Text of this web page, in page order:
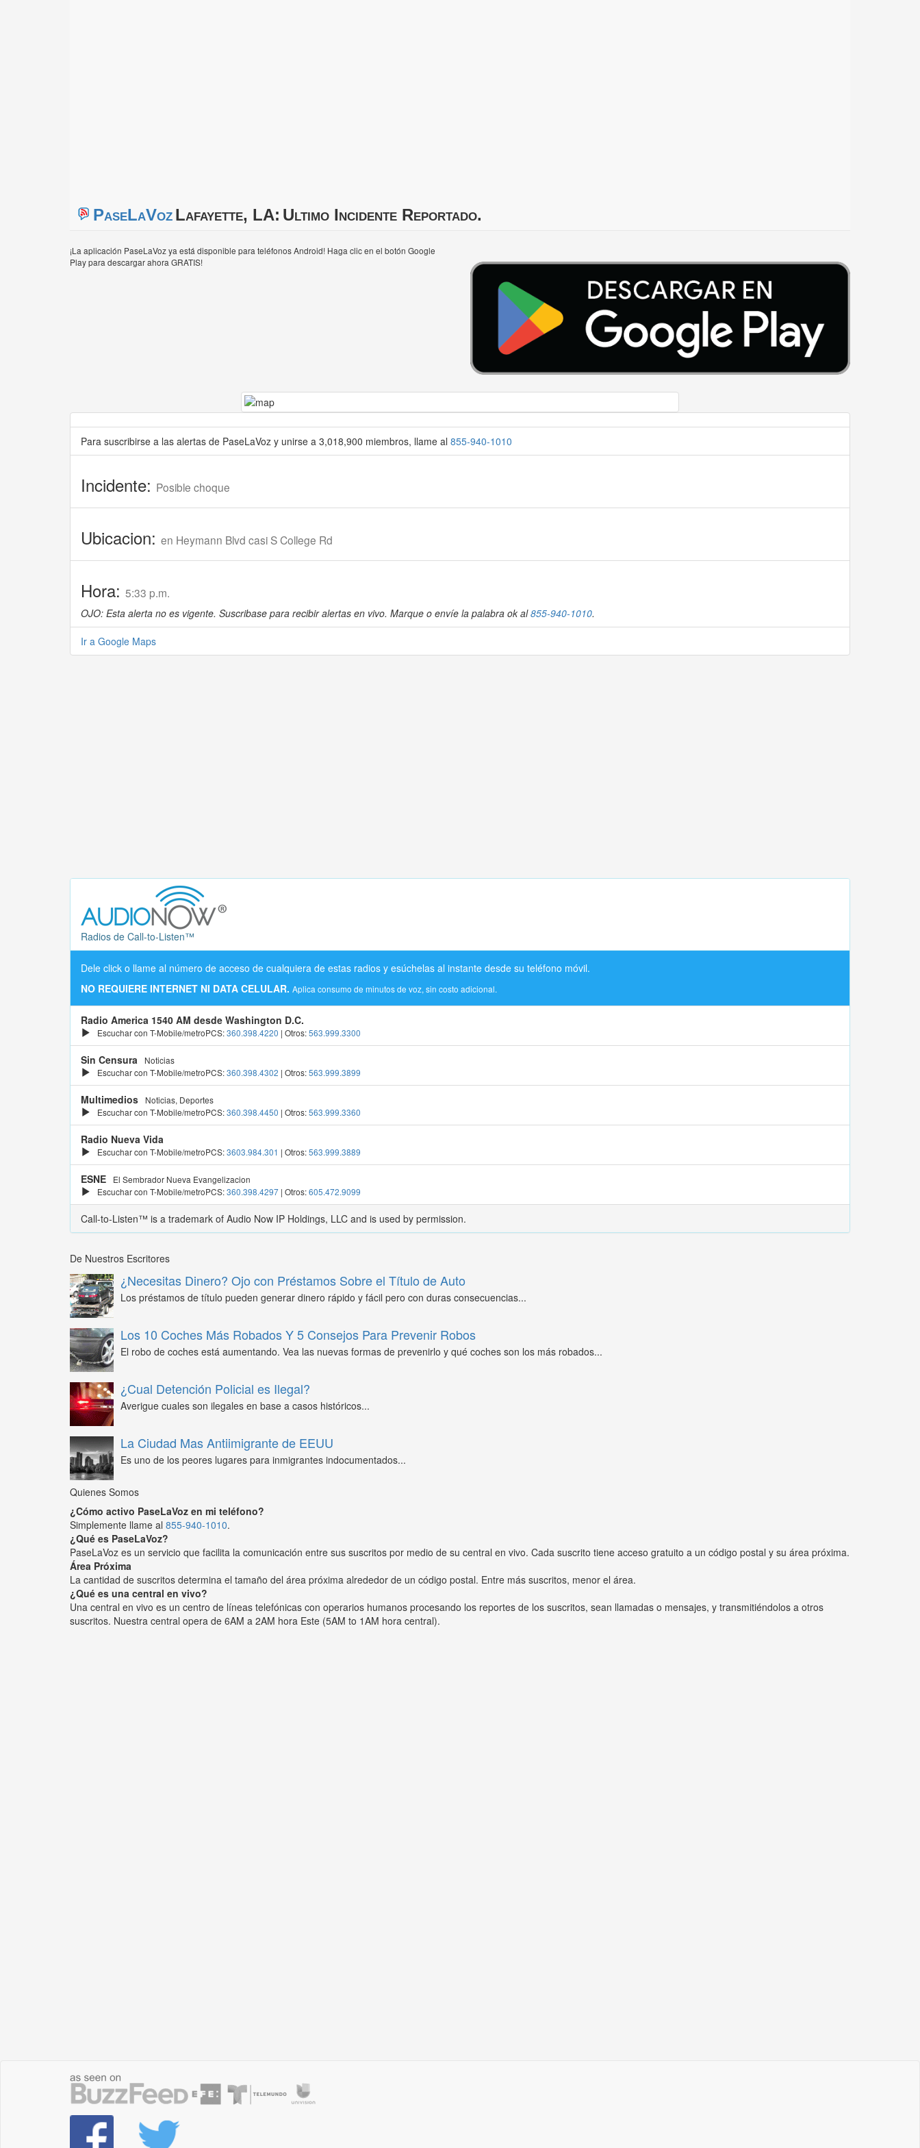
PaseLaVozLafayette, LA: Ultimo Incidente Reportado.
¡La aplicación PaseLaVoz ya está disponible para teléfonos Android! Haga clic en el botón Google
Play para descargar ahora GRATIS!
Para suscribirse a las alertas de PaseLaVoz y unirse a 3,018,900 miembros, llame al 855-940-1010
Incidente: Posible choque
Ubicacion: en Heymann Blvd casi S College Rd
Hora: 5:33 p.m.
OJO: Esta alerta no es vigente. Suscribase para recibir alertas en vivo. Marque o envíe la palabra ok al855-940-1010.
Ir a Google Maps
Radios de Call-to-Listen™
Dele click o llame al número de acceso de cualquiera de estas radios y esúchelas al instante desde su teléfono móvil.
NO REQUIERE INTERNET NI DATA CELULAR. Aplica consumo de minutos de voz, sin costo adicional.
Radio America 1540 AM desde Washington D.C.
Escuchar con T-Mobile/metroPCS:360.398.4220 | Otros:563.999.3300
Sin Censura
Noticias
Escuchar con T-Mobile/metroPCS:360.398.4302 | Otros:563.999.3899
Multimedios
Noticias, Deportes
Escuchar con T-Mobile/metroPCS:360.398.4450 | Otros:563.999.3360
Radio Nueva Vida
Escuchar con T-Mobile/metroPCS:3603.984.301 | Otros:563.999.3889
ESNE
El Sembrador Nueva Evangelizacion
Escuchar con T-Mobile/metroPCS:360.398.4297 | Otros:605.472.9099
Call-to-Listen™ is a trademark of Audio Now IP Holdings, LLC and is used by permission.
De Nuestros Escritores
¿Necesitas Dinero? Ojo con Préstamos Sobre el Título de Auto
Los préstamos de título pueden generar dinero rápido y fácil pero con duras consecuencias...
Los 10 Coches Más Robados Y 5 Consejos Para Prevenir Robos
El robo de coches está aumentando. Vea las nuevas formas de prevenirlo y qué coches son los más robados...
¿Cual Detención Policial es Ilegal?
Averigue cuales son ilegales en base a casos históricos...
La Ciudad Mas Antiimigrante de EEUU
Es uno de los peores lugares para inmigrantes indocumentados...
Quienes Somos
¿Cómo activo PaseLaVoz en mi teléfono?
Simplemente llame al 855-940-1010.
¿Qué es PaseLaVoz?
PaseLaVoz es un servicio que facilita la comunicación entre sus suscritos por medio de su central en vivo. Cada suscrito tiene acceso gratuito a un código postal y su área próxima.
Área Próxima
La cantidad de suscritos determina el tamaño del área próxima alrededor de un código postal. Entre más suscritos, menor el área.
¿Qué es una central en vivo?
Una central en vivo es un centro de líneas telefónicas con operarios humanos procesando los reportes de los suscritos, sean llamadas o mensajes, y transmitiéndolos a otros
suscritos. Nuestra central opera de 6AM a 2AM hora Este (5AM to 1AM hora central).